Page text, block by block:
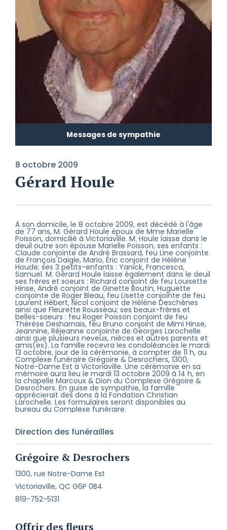
Messages de sympathie
8 octobre 2009
Gérard Houle
À son domicile, le 8 octobre 2009, est décédé à l'âge
de 77 ans, M. Gérard Houle époux de Mme Marielle
Poisson, domicilié à Victoriaville. M. Houle laisse dans le
deuil outre son épouse Marielle Poisson; ses enfants :
Claude conjointe de André Brassard, feu Line conjointe
de François Daigle, Mario, Éric conjoint de Hélène
Houde; ses 3 petits-enfants : Yanick, Francesca,
Samuel. M. Gérard Houle laisse également dans le deuil
ses frères et soeurs : Richard conjoint de feu Louisette
Hinse, André conjoint de Ginette Boutin, Huguette
conjointe de Roger Bleau, feu Lisette conjointe de feu
Laurent Hébert, Nicol conjoint de Hélène Deschênes
ainsi que Fleurette Rousseau; ses beaux-frères et
belles-soeurs : feu Roger Poisson conjoint de feu
Thérèse Desharnais, feu Bruno conjoint de Mimi Hinse,
Jeannine, Réjeanne conjointe de Georges Larochelle
ainsi que plusieurs neveux, nièces et autres parents et
amis(es). La famille recevra les condoléances le mardi
13 octobre, jour de la cérémonie, à compter de 11 h, au
Complexe funéraire Grégoire & Desrochers, 1300,
Notre-Dame Est à Victoriaville. Une cérémonie en sa
mémoire aura lieu le mardi 13 octobre 2009 à 14 h, en
la chapelle Marcoux & Dion du Complexe Grégoire &
Desrochers. En guise de sympathie, la famille
apprécierait des dons à la Fondation Christian
Larochelle. Les formulaires seront disponibles au
bureau du Complexe funéraire.
Direction des funérailles
Grégoire & Desrochers
1300, rue Notre-Dame Est
Victoriaville, QC G6P 0B4
819-752-5131
Offrir des fleurs